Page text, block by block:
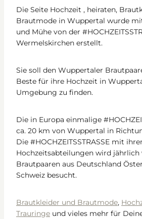
Die Seite Hochzeit , heiraten,
Brautmode in Wuppertal wurde
und Mühe von der
Wermelskirchen erstellt.
Sie soll den Wuppertaler
Beste für ihre Hochzeit in
Umgebung zu finden.
Die in Europa einmalige
ca. 20 km von Wuppertal in
Die #HOCHZEITSSTRASSE mit
Hochzeitsabteilungen wird jährlich
Brautpaaren aus Deutschland
Schweiz besucht.
Brautkleider und Brautmode,
Trauringe und vieles mehr für